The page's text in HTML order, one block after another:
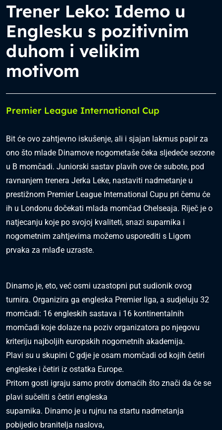
Trener Leko: Idemo u
Englesku s pozitivnim
duhom i velikim
motivom
Premier League International Cup
Bit će ovo zahtjevno iskušenje, ali i sjajan lakmus papir za
ono što mlade Dinamove nogometaše čeka sljedeće sezone
u B momčadi. Juniorski sastav plavih ove će subote, pod
ravnanjem trenera Jerka Leke, nastaviti nadmetanje u
prestižnom Premier League International Cupu pri čemu će
ih u Londonu dočekati mlada momčad Chelseaja. Riječ je o
natjecanju koje po svojoj kvaliteti, snazi suparnika i
nogometnim zahtjevima možemo usporediti s Ligom
prvaka za mlađe uzraste.
Dinamo je, eto, već osmi uzastopni put sudionik ovog
turnira. Organizira ga engleska Premier liga, a sudjeluju 32
momčadi: 16 engleskih sastava i 16 kontinentalnih
momčadi koje dolaze na poziv organizatora po njegovu
kriteriju najboljih europskih nogometnih akademija.
Plavi su u skupini C gdje je osam momčadi od kojih četiri
engleske i četiri iz ostatka Europe.
Pritom gosti igraju samo protiv domaćih što znači da će se
plavi sučeliti s četiri engleska
suparnika. Dinamo je u rujnu na startu nadmetanja
pobijedio branitelja naslova,